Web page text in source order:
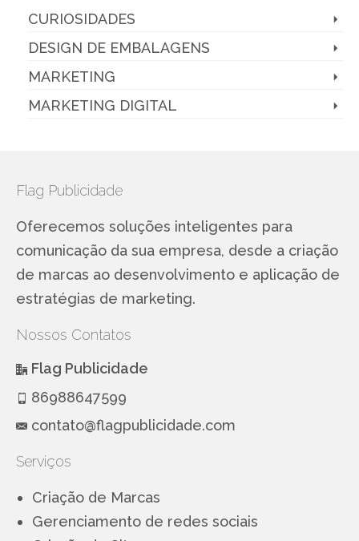
CURIOSIDADES
DESIGN DE EMBALAGENS
MARKETING
MARKETING DIGITAL
Flag Publicidade
Oferecemos soluções inteligentes para
comunicação da sua empresa, desde a criação
de marcas ao desenvolvimento e aplicação de
estratégias de marketing.
Nossos Contatos
Flag Publicidade
86988647599
contato@flagpublicidade.com
Serviços
Criação de Marcas
Gerenciamento de redes sociais